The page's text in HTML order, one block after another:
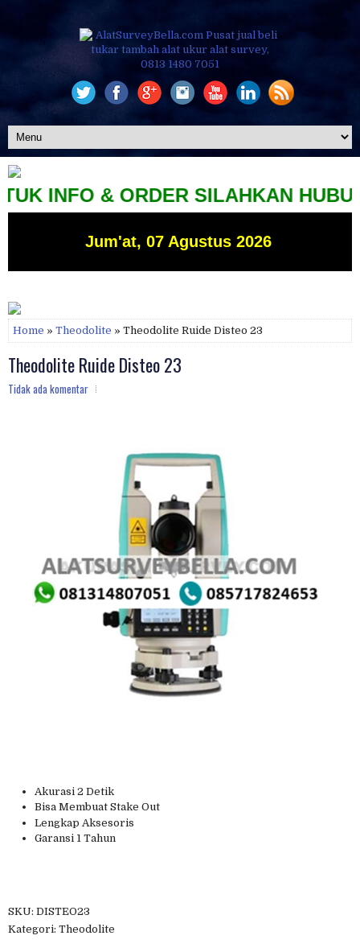
INFO & ORDER SILAHKAN HUBUNGI
Jum'at, 07 Agustus 2026
Home » Theodolite » Theodolite Ruide Disteo 23
Theodolite Ruide Disteo 23
Tidak ada komentar
Akurasi 2 Detik
Bisa Membuat Stake Out
Lengkap Aksesoris
Garansi 1 Tahun
SKU: DISTEO23
Kategori: Theodolite